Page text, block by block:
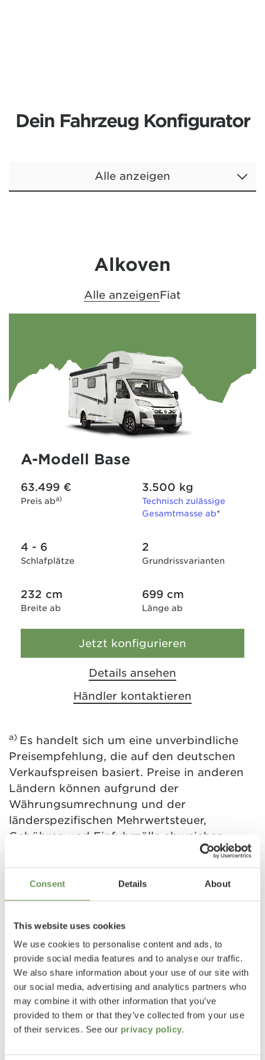
Consent Details About
This website uses cookies
We use cookies to personalise content and ads, to
provide social media features and to analyse our traffic.
We also share information about your use of our site with
our social media, advertising and analytics partners who
may combine it with other information that you’ve
provided to them or that they’ve collected from your use
of their services. See our privacy policy.
Dein Fahrzeug Konfigurator
Alle anzeigen
Alkoven
Alle anzeigenFiat
A-Modell Base
63.499 €
Preis aba)
3.500 kg
Technisch zulässige
Gesamtmasse ab*
4 - 6
Schlafplätze
2
Grundrissvarianten
232 cm
Breite ab
699 cm
Länge ab
Details ansehen
Jetzt konfigurieren
Händler kontaktieren
a) Es handelt sich um eine unverbindliche
Preisempfehlung, die auf den deutschen
Verkaufspreisen basiert. Preise in anderen
Ländern können aufgrund der
Währungsumrechnung und der
länderspezifischen Mehrwertsteuer,
Gebühren und Einfuhrzölle abweichen.
Daher wird empfohlen, einen örtlichen
geltenden Preisen zu fragen, um den
aktuellsten Stand zu erfahren.
ein vom Hersteller festgelegter Wert, den
das Fahrzeug auch im beladenen Zustand
nicht überschreiten darf. Sie hat daher
Einfluss auf die zulassungsfähige Anzahl
von Sitzplätzen, die Möglichkeiten zur
Auswahl von Sonderausstattung und die